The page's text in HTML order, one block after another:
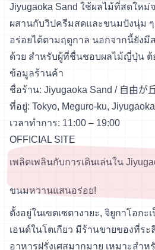
Jiyugaoka Sand ใช้ผลไม้ที่สดให
ผสานกับวิปครีมสดและขนมปังนุ่ม
อร่อยได้ตามฤดูกาล นอกจากนี้ยัง
ด้วย สำหรับผู้ที่ชื่นชอบผลไม้ญี่ปุ่น ต้
ข้อมูลร้านค้า
ชื่อร้าน: Jiyugaoka Sand / 自由が
ที่อยู่: Tokyo, Meguro-ku,
เวลาทำการ: 11:00 – 19:00
OFFICIAL SITE
เพลิดเพลินกับการเดินเล่นใน
ขนมหวานแสนอร่อย!
ตั้งอยู่ในเขตเซตางายะ, จิยูกาโอก
เอนด์ในโตเกียว มีร้านขายของที่ร
อาหารฝรั่งเศสมากมาย เหมาะสำห